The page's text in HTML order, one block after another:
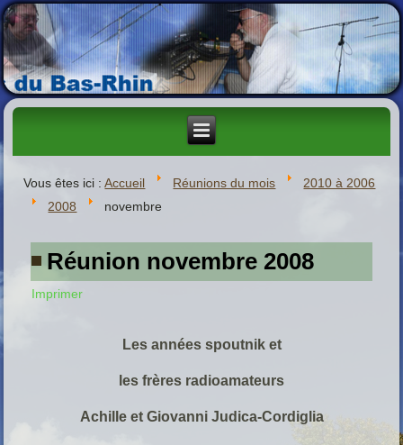
Vous êtes ici :Accueil Réunions du mois
2010 à 2006
2008
novembre
Réunion novembre 2008
Imprimer
Les années spoutnik et
les frères radioamateurs
Achille et Giovanni Judica-Cordiglia